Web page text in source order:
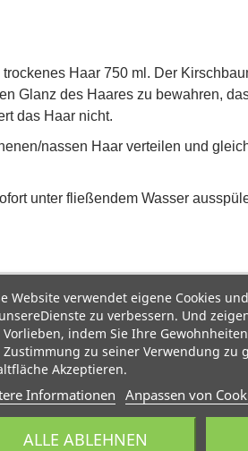
Haar 750 ml. Der
Glanz des Haares zu bewahren,
das Haar nicht.
nassen Haar verteilen und
unter fließendem Wasser
Website verwendet eigene Cookies
zu verbessern. Und
indem Sie Ihre
zu seiner Verwendung zu
Akzeptieren.
Informationen Anpassen von
ALLE ABLEHNEN